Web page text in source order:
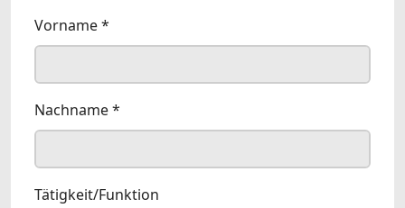
Vorname*
Nachname*
Tätigkeit/Funktion